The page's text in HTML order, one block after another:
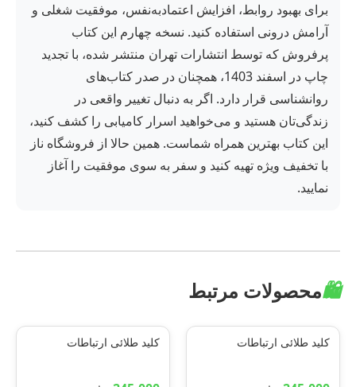
برای بهبود روابط، افزایش اعتمادبه‌نفس، موفقیت شغلی و
آرامش درونی استفاده کنید. نسخه چهارم این کتاب
پرفروش که توسط انتشارات تهران منتشر شده، با تجدید
چاپ در اسفند 1403، همچنان در صدر کتاب‌های
روانشناسی قرار دارد. اگر به دنبال تغییر واقعی در
زندگی‌تان هستید و می‌خواهید اسرار کامیابی را کشف کنید،
این کتاب بهترین همراه شماست. همین حالا از فروشگاه ناز
با تخفیف ویژه تهیه کنید و سفر به سوی موفقیت را آغاز
نمایید.
🛍️محصولات مرتبط
کلید طلائی ارتباطات کلید طلائی ارتباطات